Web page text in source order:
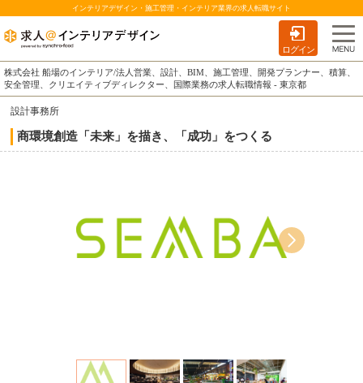
インテリアデザイン・施工管理・インテリア業界の求人転職サイト
ログイン
株式会社 船場のインテリア/法人営業、設計、BIM、施工管理、開発プランナー、積算、
安全管理、クリエイティブディレクター、国際業務の求人転職情報 - 東京都
設計事務所
商環境創造「未来」を描き、「成功」をつくる